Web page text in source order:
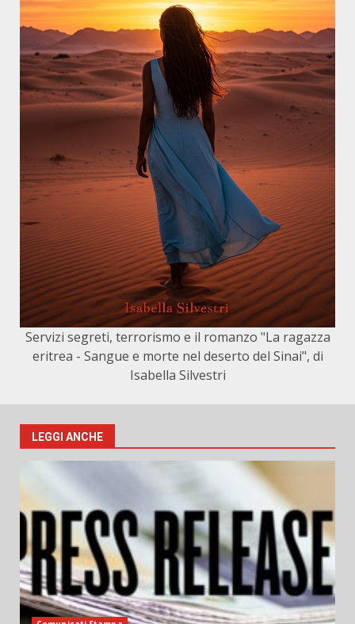
Servizi segreti, terrorismo e il romanzo "La ragazza
eritrea - Sangue e morte nel deserto del Sinai", di
Isabella Silvestri
LEGGI ANCHE